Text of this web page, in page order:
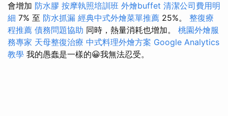
會增加 防水膠 按摩執照培訓班 外燴buffet 清潔公司費用明
細 7% 至 防水抓漏 經典中式外燴菜單推薦 25%。 整復療
程推薦 債務問題協助 同時，熱量消耗也增加。 桃園外燴服
務專家 天母整復治療 中式料理外燴方案 Google Analytics
教學 我的愚蠢是一樣的😀我無法忍受。